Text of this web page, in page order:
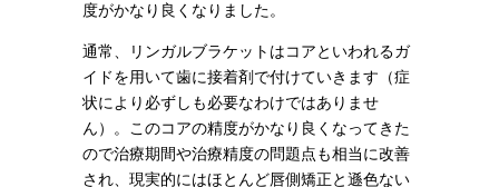
度がかなり良くなりました。
通常、リンガルブラケットはコアといわれるガ
イドを用いて歯に接着剤で付けていきます（症
状により必ずしも必要なわけではありませ
ん）。このコアの精度がかなり良くなってきた
ので治療期間や治療精度の問題点も相当に改善
され、現実的にはほとんど唇側矯正と遜色ない